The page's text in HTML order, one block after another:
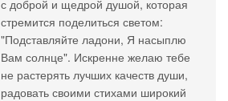
с доброй и щедрой душой, которая
стремится поделиться светом:
"Подставляйте ладони, Я насыплю
Вам солнце". Искренне желаю тебе
не растерять лучших качеств души,
радовать своими стихами широкий